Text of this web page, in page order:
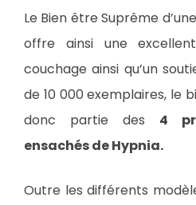
Le Bien être Suprême d’une
offre ainsi une
couchage ainsi qu’un
de 10 000 exemplaires, le
donc partie des 4
ensachés de Hypnia.
Outre les différents